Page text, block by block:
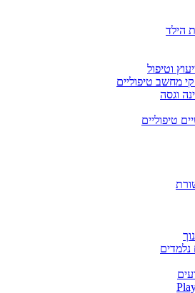
הילד
וטיפול
מחשב טיפוליים
וגסה
טיפוליים
נלמדים